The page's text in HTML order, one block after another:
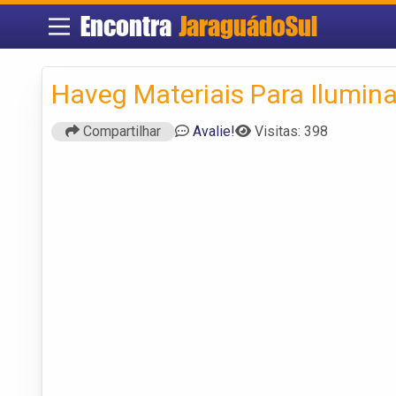
Encontra JaraguádoSul
Haveg Materiais Para
Compartilhar Avalie! Visitas: 398